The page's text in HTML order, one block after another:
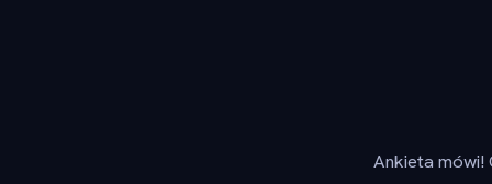
Ankieta mówi!